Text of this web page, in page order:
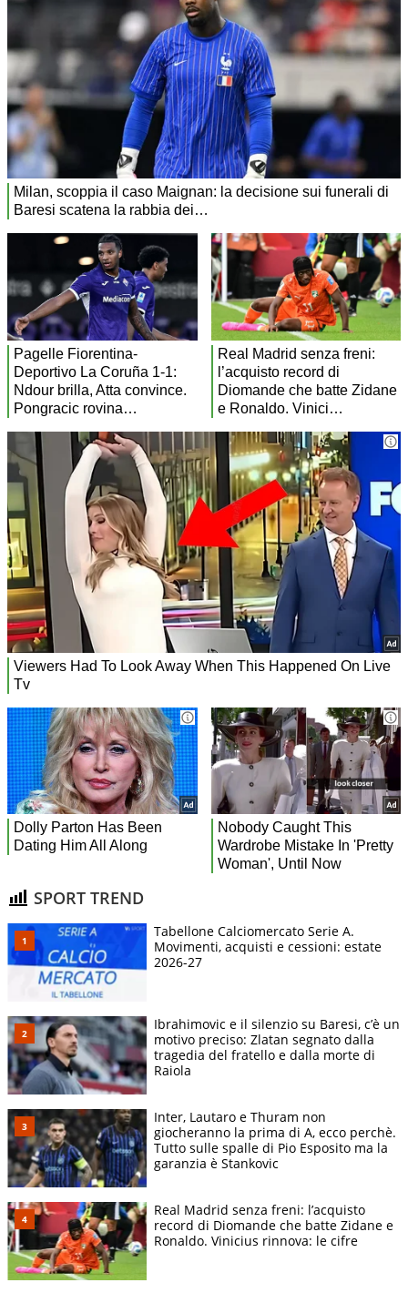
SPORT TREND
Tabellone Calciomercato Serie A.
Movimenti, acquisti e cessioni: estate
2026-27
Ibrahimovic e il silenzio su Baresi, c’è un
motivo preciso: Zlatan segnato dalla
tragedia del fratello e dalla morte di
Raiola
Inter, Lautaro e Thuram non
giocheranno la prima di A, ecco perchè.
Tutto sulle spalle di Pio Esposito ma la
garanzia è Stankovic
Real Madrid senza freni: l’acquisto
record di Diomande che batte Zidane e
Ronaldo. Vinicius rinnova: le cifre